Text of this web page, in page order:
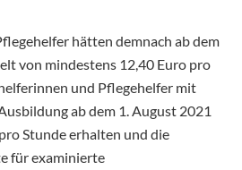
hätten demnach ab dem
von mindestens 12,40 Euro pro
und Pflegehelfer mit
ab dem 1. August 2021
Stunde erhalten und die
für examinierte